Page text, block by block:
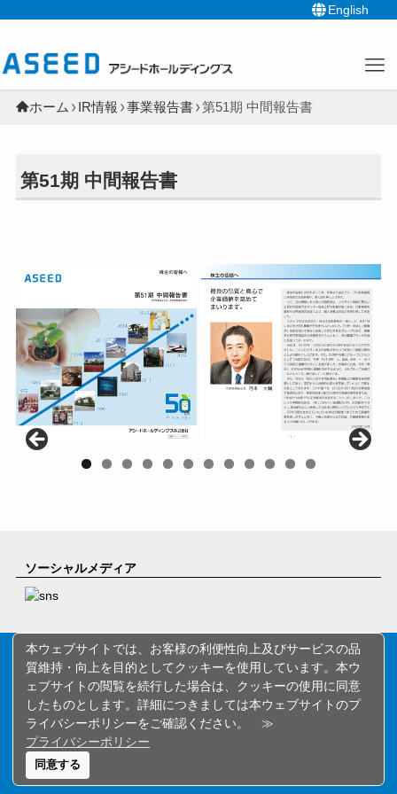
本ウェブサイトでは、お客様の利便性向上及びサービスの品
質維持・向上を目的としてクッキーを使用しています。本ウ
ェブサイトの閲覧を続行した場合は、クッキーの使用に同意
したものとします。詳細につきましては本ウェブサイトのプ
ライバシーポリシーをご確認ください。 ≫
プライバシーポリシー
同意する
English
ホーム IR情報 事業報告書 第51期 中間報告書
第51期 中間報告書
ソーシャルメディア
Copyright© ASEED HOLDINGS CO.,LTD. All rights reserved.
お酒は20歳になってから。飲酒運転は法律で禁じられてい
ます。
妊娠中や授乳期の飲酒は、胎児・乳児の発育に悪影響を与
えるおそれがあります。
飲酒は適量を。のんだあとはリサイクル。